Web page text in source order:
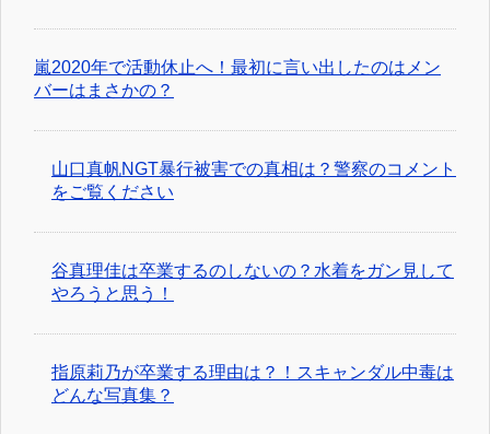
嵐2020年で活動休止へ！最初に言い出したのはメン
バーはまさかの？
山口真帆NGT暴行被害での真相は？警察のコメント
をご覧ください
谷真理佳は卒業するのしないの？水着をガン見して
やろうと思う！
指原莉乃が卒業する理由は？！スキャンダル中毒は
どんな写真集？